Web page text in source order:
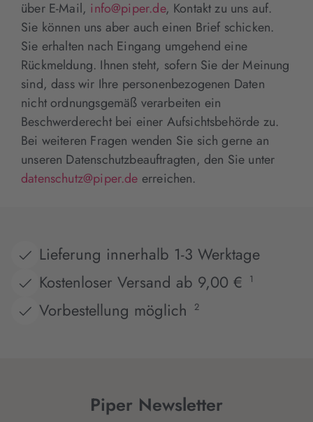
über E-Mail, info@piper.de, Kontakt zu uns auf.
Sie können uns aber auch einen Brief schicken.
Sie erhalten nach Eingang umgehend eine
Rückmeldung. Ihnen steht, sofern Sie der Meinung
sind, dass wir Ihre personenbezogenen Daten
nicht ordnungsgemäß verarbeiten ein
Beschwerderecht bei einer Aufsichtsbehörde zu.
Bei weiteren Fragen wenden Sie sich gerne an
unseren Datenschutzbeauftragten, den Sie unter
datenschutz@piper.de erreichen.
Lieferung innerhalb 1-3 Werktage
Kostenloser Versand ab 9,00 €
1
Vorbestellung möglich 2
Piper Newsletter